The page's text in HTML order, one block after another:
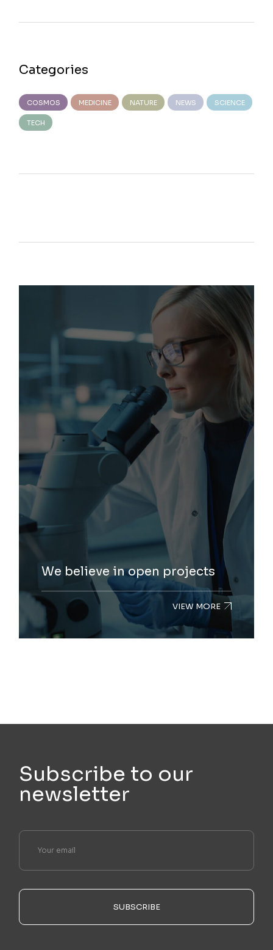
Categories
COSMOS MEDICINE NATURE NEWS SCIENCE
TECH
We believe in open projects
VIEW MORE
Subscribe to our
newsletter
SUBSCRIBE